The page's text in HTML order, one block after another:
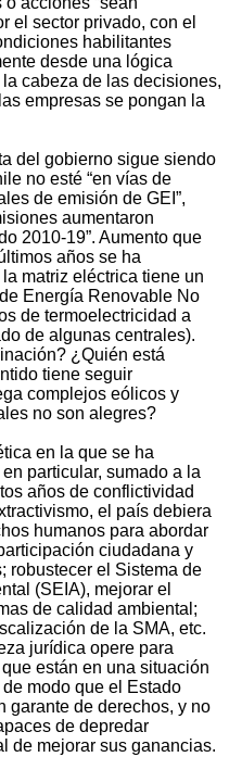
el sector privado, con el
habilitantes
desde una lógica
cabeza de las decisiones,
empresas se pongan la
del gobierno sigue siendo
no esté “en vías de
de emisión de GEI”,
aumentaron
2010-19”. Aumento que
años se ha
matriz eléctrica tiene un
Energía Renovable No
de termoelectricidad a
de algunas centrales).
¿Quién está
tiene seguir
complejos eólicos y
no son alegres?
en la que se ha
particular, sumado a la
años de conflictividad
el país debiera
humanos para abordar
ciudadana y
robustecer el Sistema de
(SEIA), mejorar el
de calidad ambiental;
de la SMA, etc.
jurídica opere para
están en una situación
modo que el Estado
garante de derechos, y no
de depredar
de mejorar sus ganancias.